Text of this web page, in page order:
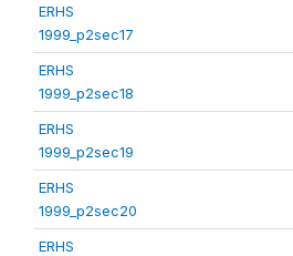
ERHS
1999_p2sec17
ERHS
1999_p2sec18
ERHS
1999_p2sec19
ERHS
1999_p2sec20
ERHS